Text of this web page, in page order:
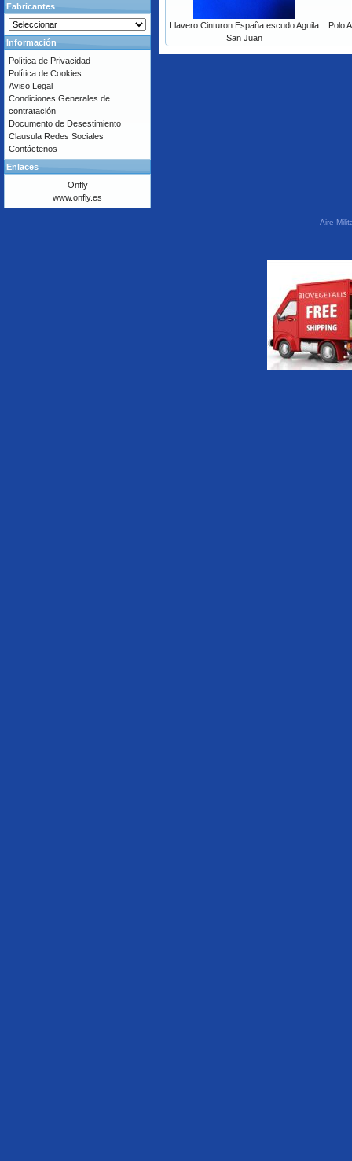
Llavero Cinturon España escudo Aguila
San Juan
Polo
Fabricantes
Información
Política de Privacidad
Política de Cookies
Aviso Legal
Condiciones Generales de
contratación
Documento de Desestimiento
Clausula Redes Sociales
Contáctenos
Enlaces
Onfly
www.onfly.es
Aire